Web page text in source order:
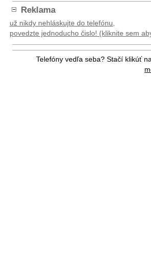
Reklama
už nikdy nehláskujte do telefónu,
povedzte jednoducho čislo! (kliknite sem
Telefóny vedľa seba? Stačí klikúť